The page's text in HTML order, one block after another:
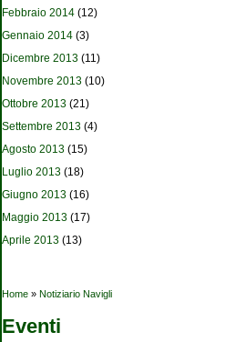
Febbraio 2014 (12)
Gennaio 2014 (3)
Dicembre 2013 (11)
Novembre 2013 (10)
Ottobre 2013 (21)
Settembre 2013 (4)
Agosto 2013 (15)
Luglio 2013 (18)
Giugno 2013 (16)
Maggio 2013 (17)
Aprile 2013 (13)
Tu sei qui
Home » Notiziario Navigli
Eventi